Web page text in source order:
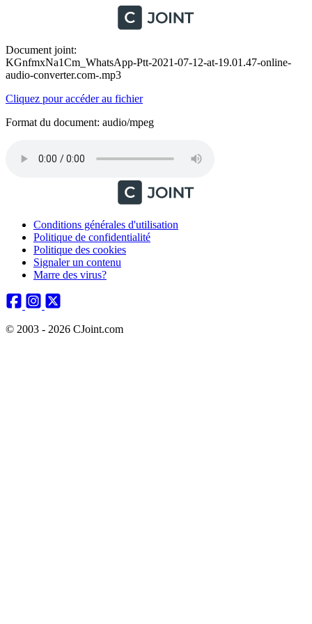
Document joint:
KGnfmxNa1Cm_WhatsApp-Ptt-2021-07-12-at-19.01.47-online-
audio-converter.com-.mp3
Cliquez pour accéder au fichier
Format du document: audio/mpeg
Conditions générales d'utilisation
Politique de confidentialité
Politique des cookies
Signaler un contenu
Marre des virus?
© 2003 - 2026 CJoint.com